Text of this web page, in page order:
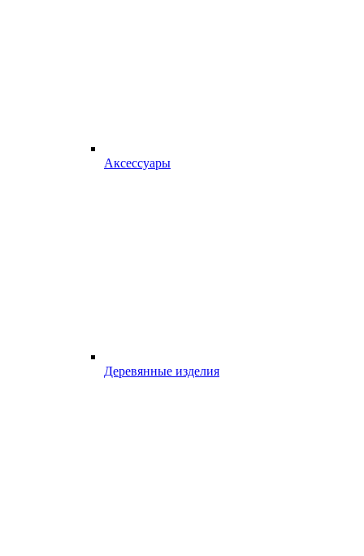
Аксессуары
Деревянные изделия